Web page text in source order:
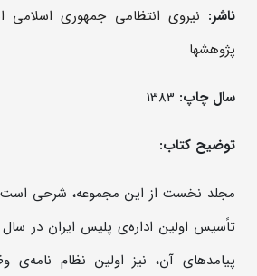
ناشر: نیروی انتظامی جمهوری اسلامی
پژوهشها
سال چاپ:
توضیح کتاب:
مجلد نخست از این مجموعه، شرحی است
پیامدهای آن، نیز اولین نظام نامه‌ی